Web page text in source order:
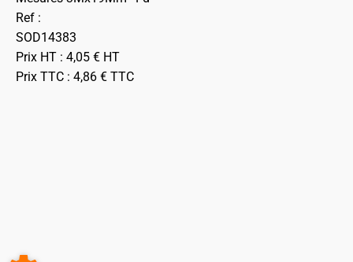
Ref :
SOD14383
Prix HT : 4,05 € HT
Prix TTC : 4,86 € TTC